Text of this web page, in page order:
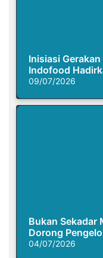
Inisiasi
Indofood
Semasa Piknik
09/07/2026
Bukan Sekadar
Dorong
Solusi Krisis Iklim
04/07/2026